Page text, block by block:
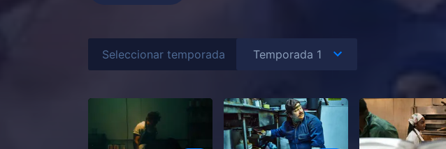
Seleccionar temporada